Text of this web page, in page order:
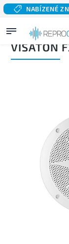
NABÍZENÉ
Domů/ Profi audio/
VISATON